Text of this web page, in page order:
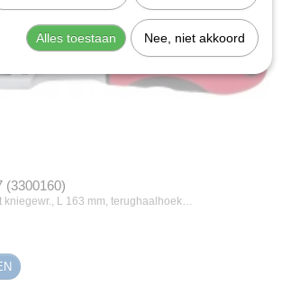
(3300160)
kniegewr., L 163 mm, terughaalhoek…
Alles toestaan Nee, niet akkoord